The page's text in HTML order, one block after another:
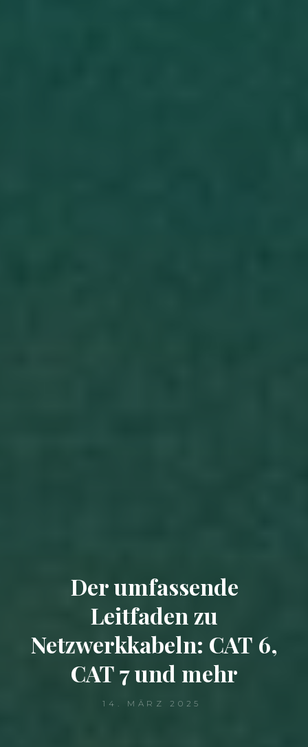
Der umfassende
Leitfaden zu
Netzwerkkabeln: CAT 6,
CAT 7 und mehr
14. MÄRZ 2025